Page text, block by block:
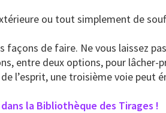
ou tout simplement de
de faire. Ne vous laissez
entre deux options, pour
l’esprit, une troisième voie
la Bibliothèque des Tirages !